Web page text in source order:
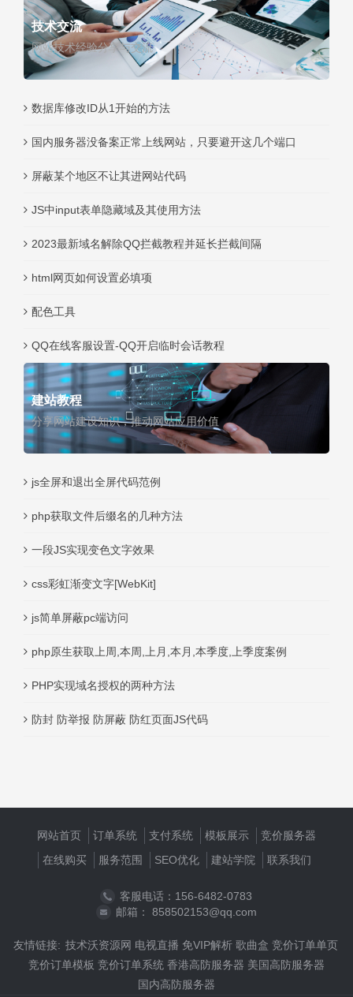
技术交流
网站技术经验分享与交流
数据库修改ID从1开始的方法
国内服务器没备案正常上线网站，只要避开这几个端口
屏蔽某个地区不让其进网站代码
JS中input表单隐藏域及其使用方法
2023最新域名解除QQ拦截教程并延长拦截间隔
html网页如何设置必填项
配色工具
QQ在线客服设置-QQ开启临时会话教程
建站教程
分享网站建设知识，推动网站应用价值
js全屏和退出全屏代码范例
php获取文件后缀名的几种方法
一段JS实现变色文字效果
css彩虹渐变文字[WebKit]
js简单屏蔽pc端访问
php原生获取上周,本周,上月,本月,本季度,上季度案例
PHP实现域名授权的两种方法
防封 防举报 防屏蔽 防红页面JS代码
网站首页 订单系统 支付系统 模板展示
竞价服务器
在线购买
服务范围 SEO优化 建站学院 联系我们
客服电话：156-6482-0783
邮箱： 858502153@qq.com
友情链接: 技术沃资源网 电视直播 免VIP解析 歌曲盒 竞价订单单页
竞价订单模板 竞价订单系统 香港高防服务器 美国高防服务器
国内高防服务器